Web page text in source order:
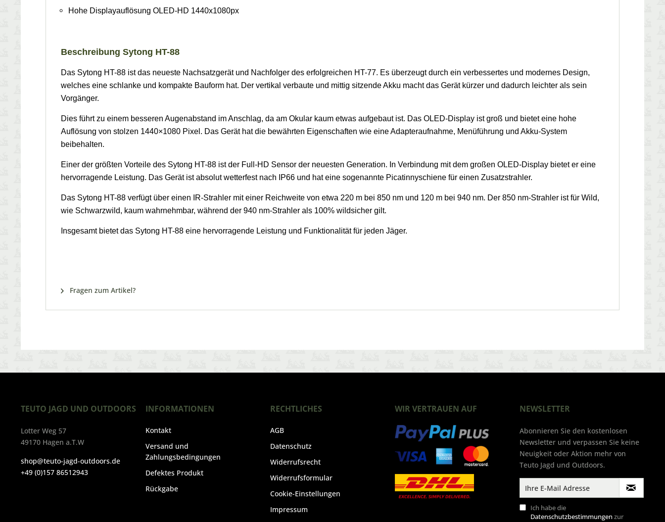
Hohe Displayauflösung OLED-HD 1440x1080px
Beschreibung Sytong HT-88
Das Sytong HT-88 ist das neueste Nachsatzgerät und Nachfolger des erfolgreichen HT-77. Es überzeugt durch ein verbessertes und modernes Design,
welches eine schlanke und kompakte Bauform hat. Der vertikal verbaute und mittig sitzende Akku macht das Gerät kürzer und dadurch leichter als sein
Vorgänger.
Dies führt zu einem besseren Augenabstand im Anschlag, da am Okular kaum etwas aufgebaut ist. Das OLED-Display ist groß und bietet eine hohe
Auflösung von stolzen 1440×1080 Pixel. Das Gerät hat die bewährten Eigenschaften wie eine Adapteraufnahme, Menüführung und Akku-System
beibehalten.
Einer der größten Vorteile des Sytong HT-88 ist der Full-HD Sensor der neuesten Generation. In Verbindung mit dem großen OLED-Display bietet er eine
hervorragende Leistung. Das Gerät ist absolut wetterfest nach IP66 und hat eine sogenannte Picatinnyschiene für einen Zusatzstrahler.
Das Sytong HT-88 verfügt über einen IR-Strahler mit einer Reichweite von etwa 220 m bei 850 nm und 120 m bei 940 nm. Der 850 nm-Strahler ist für Wild,
wie Schwarzwild, kaum wahrnehmbar, während der 940 nm-Strahler als 100% wildsicher gilt.
Insgesamt bietet das Sytong HT-88 eine hervorragende Leistung und Funktionalität für jeden Jäger.
Fragen zum Artikel?
TEUTO JAGD UND OUTDOORS
Lotter Weg 57
49170 Hagen a.T.W
shop@teuto-jagd-outdoors.de
+49 (0)157 86512943
INFORMATIONEN
Kontakt
Versand und
Zahlungsbedingungen
Defektes Produkt
Rückgabe
RECHTLICHES
AGB
Datenschutz
Widerrufsrecht
Widerrufsformular
Cookie-Einstellungen
Impressum
WIR VERTRAUEN AUF NEWSLETTER
Abonnieren Sie den kostenlosen
Newsletter und verpassen Sie keine
Neuigkeit oder Aktion mehr von
Teuto Jagd und Outdoors.
Ich habe die
Datenschutzbestimmungen zur